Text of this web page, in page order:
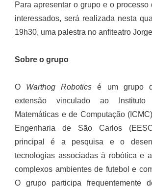
Para apresentar o grupo e o processo
interessados, será realizada nesta
19h30, uma palestra no anfiteatro
Sobre o grupo
O Warthog Robotics é um grupo
extensão vinculado ao
Matemáticas e de Computação
Engenharia de São Carlos
principal é a pesquisa e o
tecnologias associadas à robótica e
complexos ambientes de futebol e
O grupo participa frequentemente